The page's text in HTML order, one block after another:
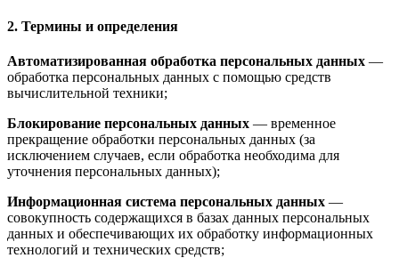
2. Термины и определения
Автоматизированная обработка персональных данных —
обработка персональных данных с помощью средств
вычислительной техники;
Блокирование персональных данных — временное
прекращение обработки персональных данных (за
исключением случаев, если обработка необходима для
уточнения персональных данных);
Информационная система персональных данных —
совокупность содержащихся в базах данных персональных
данных и обеспечивающих их обработку информационных
технологий и технических средств;